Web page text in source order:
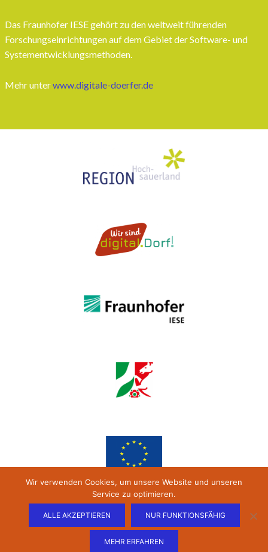
Das Fraunhofer IESE gehört zu den weltweit führenden
Forschungseinrichtungen auf dem Gebiet der Software- und
Systementwicklungsmethoden.
Mehr unterwww.digitale-doerfer.de
Wir verwenden Cookies, um unsere Website und unseren
Service zu optimieren.
ALLE AKZEPTIEREN NUR FUNKTIONSFÄHIG
MEHR ERFAHREN